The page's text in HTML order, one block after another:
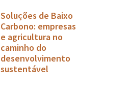
Soluções de Baixo
Carbono: empresas
e agricultura no
caminho do
desenvolvimento
sustentável